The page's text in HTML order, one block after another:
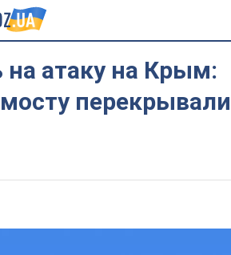
атаку на Крым:
перекрывали